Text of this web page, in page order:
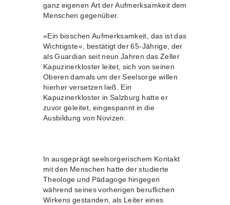
ganz eigenen Art der Aufmerksamkeit dem
Menschen gegenüber.
»Ein bisschen Aufmerksamkeit, das ist das
Wichtigste«, bestätigt der 65-Jährige, der
als Guardian seit neun Jahren das Zeller
Kapuzinerkloster leitet, sich von seinen
Oberen damals um der Seelsorge willen
hierher versetzen ließ. Ein
Kapuzinerkloster in Salzburg hatte er
zuvor geleitet, eingespannt in die
Ausbildung von Novizen.
In ausgeprägt seelsorgerischem Kontakt
mit den Menschen hatte der studierte
Theologe und Pädagoge hingegen
während seines vorherigen beruflichen
Wirkens gestanden, als Leiter eines